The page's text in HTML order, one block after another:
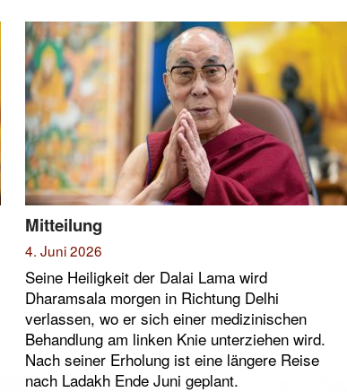
Mitteilung
4. Juni 2026
Seine Heiligkeit der Dalai Lama wird
Dharamsala morgen in Richtung Delhi
verlassen, wo er sich einer medizinischen
Behandlung am linken Knie unterziehen wird.
Nach seiner Erholung ist eine längere Reise
nach Ladakh Ende Juni geplant.